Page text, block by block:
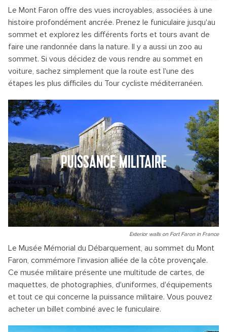
Le Mont Faron offre des vues incroyables, associées à une
histoire profondément ancrée. Prenez le funiculaire jusqu'au
sommet et explorez les différents forts et tours avant de
faire une randonnée dans la nature. Il y a aussi un zoo au
sommet. Si vous décidez de vous rendre au sommet en
voiture, sachez simplement que la route est l'une des
étapes les plus difficiles du Tour cycliste méditerranéen.
PUISSANCE MILITAIRE
Exterior walls on Fort Faron in France
Le Musée Mémorial du Débarquement, au sommet du Mont
Faron, commémore l'invasion alliée de la côte provençale.
Ce musée militaire présente une multitude de cartes, de
maquettes, de photographies, d'uniformes, d'équipements
et tout ce qui concerne la puissance militaire. Vous pouvez
acheter un billet combiné avec le funiculaire.